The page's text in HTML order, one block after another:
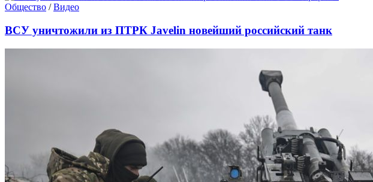
Общество /Видео
ВСУ уничтожили из ПТРК Javelin новейший российский танк